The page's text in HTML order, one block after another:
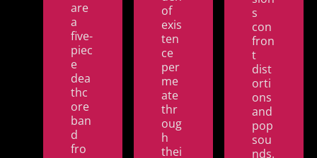
are
a
five-
piec
e
dea
thc
ore
ban
d
fro
of
exis
ten
ce
per
me
ate
thr
oug
h
thei
s
con
fron
t
dist
orti
ons
and
pop
sou
nds.